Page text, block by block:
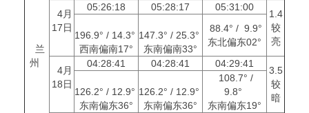
兰
州
4月
17日
05:26:18 05:28:17 05:31:00
1.4
较
亮
196.9° / 14.3°
西南偏南17°
147.3° / 25.3°
东南偏南33°
88.4° / 9.9°
东北偏东02°
4月
18日
04:28:41 04:28:41 04:29:41
3.5
较
暗
126.2° / 12.9°
东南偏东36°
126.2° / 12.9°
东南偏东36°
108.7° /
9.8°
东南偏东19°